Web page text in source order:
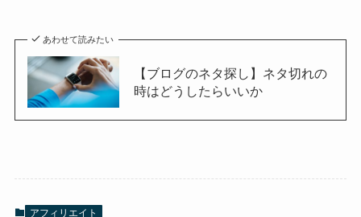
あわせて読みたい
【ブログのネタ探し】ネタ切れの
時はどうしたらいいか
アフィリエイト